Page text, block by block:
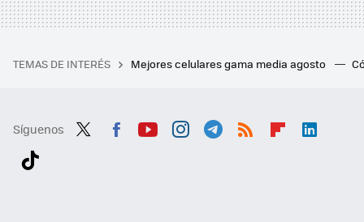
TEMAS DE INTERÉS Mejores celulares gama media agosto
Síguenos